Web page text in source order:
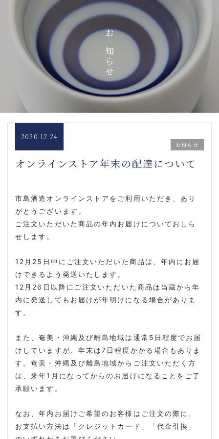
お知らせ
2020.12.24
お知らせ
オンラインストア年末の配達について
市島酒造オンラインストアをご利用いただき、あり
がとうございます。
ご注文いただいた商品の年内お届けについておしら
せします。
12月25日中にご注文いただいた商品は、年内にお届
けできるよう発送いたします。
12月26日以降にご注文いただいた商品は当蔵から年
内に発送してもお届けが年明けになる場合がありま
す。
また、奄美・沖縄及び離島地域は通常5日程度でお届
けしていますが、年末は7日程度かかる場合もありま
す。奄美・沖縄及び離島地域からご注文いただく方
は、来年1月になってからのお届けになることをご了
承願います。
なお、年内お届けご希望のお客様はご注文の際に、
お支払い方法は「クレジットカード」「代金引換」